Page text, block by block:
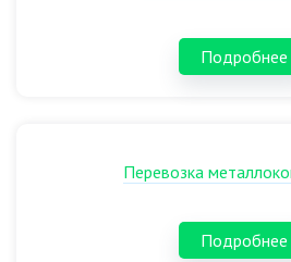
Подробнее
Перевозка
Подробнее